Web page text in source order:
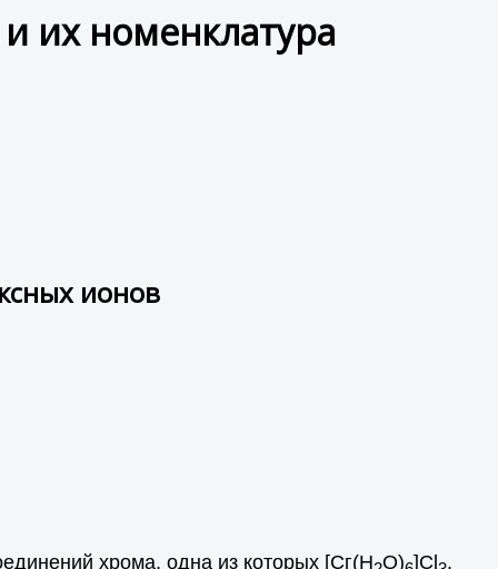
их номенклатура
ионов
хрома, одна из которых [Сг(Н O) ]Сl .